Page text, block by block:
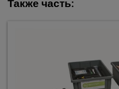
Также часть: